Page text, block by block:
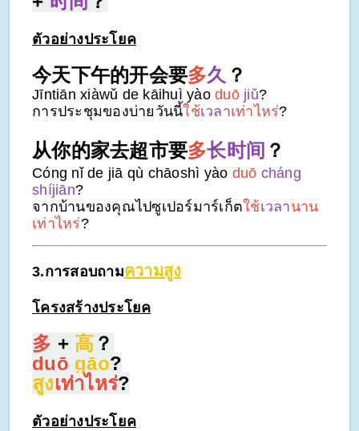
ตัวอย่างประโยค
今天下午的开会要多久 ？
Jīntiān xiàwǔ de kāihuì yào duō jiǔ?
การประชุมของบ่ายวันนี้ใช้เวลาเท่าไหร่?
从你的家去超市要多长时间 ？
Cóng nǐ de jiā qù chāoshì yào duō cháng
shíjiān?
จากบ้านของคุณไปซูเปอร์มาร์เก็ตใช้เวลานาน
เท่าไหร่?
3.การสอบถามความสูง
โครงสร้างประโยค
多 + 高 ？
duō gāo?
สูงเท่าไหร่?
ตัวอย่างประโยค